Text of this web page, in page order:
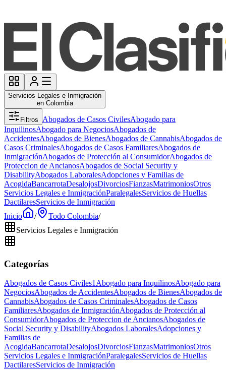
Servicios Legales e Inmigración
en Colombia
Filtros Abogados de Casos CivilesAbogado para
InquilinosAbogado para NegociosAbogados de
AccidentesAbogados de BienesAbogados de CannabisAbogados de
Casos CriminalesAbogados de Casos FamiliaresAbogados de
InmigraciónAbogados de Protección al ConsumidorAbogados de
Proteccion de AncianosAbogados de Social Security y
DisabilityAbogados LaboralesAdopciones y Familias de
AcogidaBancarrotaDesalojosDivorciosFianzasMatrimoniosOtros
Servicios Legales e InmigraciónParalegalesServicios de Huellas
DactilaresServicios de Inmigración
Inicio
/ Todo Colombia/
Servicios Legales e Inmigración
Categorías
Abogados de Casos Civiles1Abogado para InquilinosAbogado para
NegociosAbogados de AccidentesAbogados de BienesAbogados de
CannabisAbogados de Casos CriminalesAbogados de Casos
FamiliaresAbogados de InmigraciónAbogados de Protección al
ConsumidorAbogados de Proteccion de AncianosAbogados de
Social Security y DisabilityAbogados LaboralesAdopciones y
Familias de
AcogidaBancarrotaDesalojosDivorciosFianzasMatrimoniosOtros
Servicios Legales e InmigraciónParalegalesServicios de Huellas
DactilaresServicios de Inmigración